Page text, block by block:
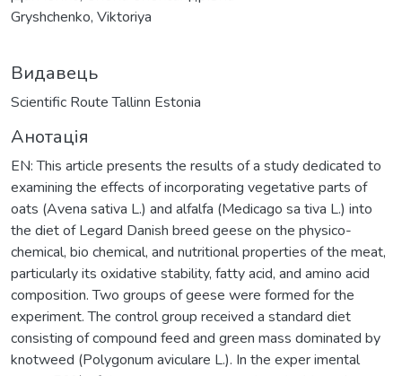
Gryshchenko, Viktoriya
Видавець
Scientific Route Tallinn Estonia
Анотація
EN: This article presents the results of a study dedicated to
examining the effects of incorporating vegetative parts of
oats (Avena sativa L.) and alfalfa (Medicago sa tiva L.) into
the diet of Legard Danish breed geese on the physico-
chemical, bio chemical, and nutritional properties of the meat,
particularly its oxidative stability, fatty acid, and amino acid
composition. Two groups of geese were formed for the
experiment. The control group received a standard diet
consisting of compound feed and green mass dominated by
knotweed (Polygonum aviculare L.). In the exper imental